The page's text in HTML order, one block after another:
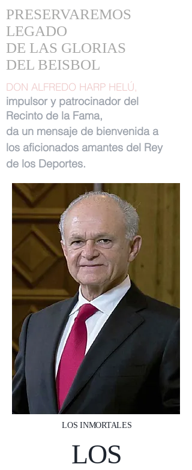
PRESERVAREMOS
LEGADO
DE LAS GLORIAS
DEL BEISBOL
DON ALFREDO HARP HELÚ,
impulsor y patrocinador del
Recinto de la Fama,
da un mensaje de bienvenida a
los aficionados amantes del Rey
de los Deportes.
LOS INMORTALES
LOS